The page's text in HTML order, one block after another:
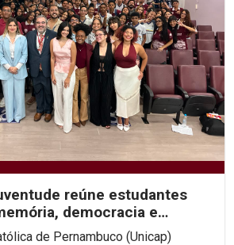
reúne estudantes
democracia e
na...
de Pernambuco (Unicap)